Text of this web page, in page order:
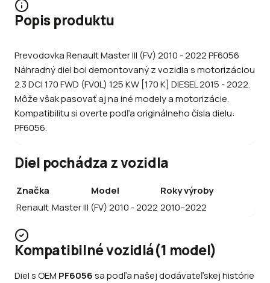
Popis produktu
Prevodovka Renault Master III (FV) 2010 - 2022 PF6056
Náhradný diel bol demontovaný z vozidla s motorizáciou
2.3 DCI 170 FWD (FV0L) 125 KW [170 K] DIESEL 2015 - 2022.
Môže však pasovať aj na iné modely a motorizácie.
Kompatibilitu si overte podľa originálneho čísla dielu:
PF6056.
Diel pochádza z vozidla
Značka Model
Roky výroby
Renault Master III (FV) 2010 - 2022 2010–2022
Kompatibilné vozidlá(1 model)
Diel s OEM PF6056sa podľa našej dodávateľskej histórie